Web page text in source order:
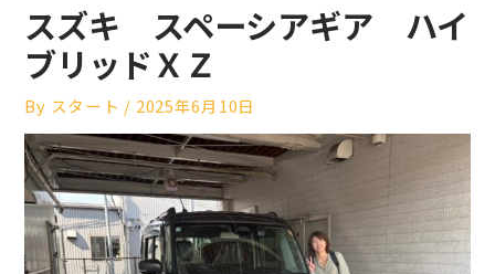
スズキ スペーシアギア ハイ
ブリッドＸＺ
By スタート / 2025年6月10日